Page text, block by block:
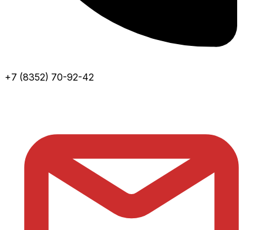
+7 (8352) 70-92-42